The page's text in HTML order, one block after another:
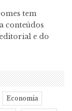
tem
conteúdos
e do
Economia